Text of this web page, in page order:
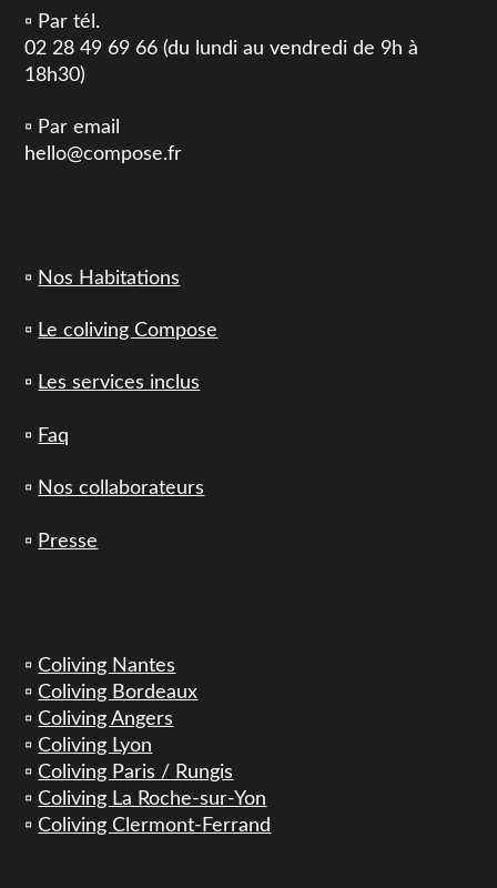
▫️ Par tél.
02 28 49 69 66 (du lundi au vendredi de 9h à
18h30)
▫️ Par email
hello@compose.fr
▫️ Nos Habitations
▫️ Le coliving Compose
▫️ Les services inclus
▫️ Faq
▫️ Nos collaborateurs
▫️ Presse
▫️Coliving Nantes
▫️Coliving Bordeaux
▫️Coliving Angers
▫️Coliving Lyon
▫️Coliving Paris / Rungis
▫️Coliving La Roche-sur-Yon
▫️Coliving Clermont-Ferrand